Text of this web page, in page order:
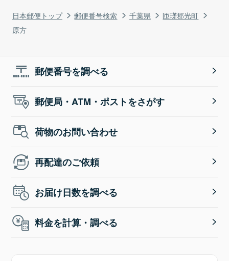
日本郵便トップ 郵便番号検索 千葉県
匝瑳郡光町
原方
郵便番号を調べる
郵便局・ATM・ポストをさがす
荷物のお問い合わせ
再配達のご依頼
お届け日数を調べる
料金を計算・調べる